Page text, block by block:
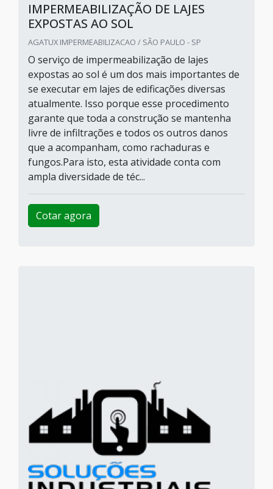
IMPERMEABILIZAÇÃO DE LAJES
EXPOSTAS AO SOL
AGATUX IMPERMEABILIZACAO / SÃO PAULO - SP
O serviço de impermeabilização de lajes
expostas ao sol é um dos mais importantes de
se executar em lajes de edificações diversas
atualmente. Isso porque esse procedimento
garante que toda a construção se mantenha
livre de infiltrações e todos os outros danos
que a acompanham, como rachaduras e
fungos.Para isto, esta atividade conta com
ampla diversidade de téc...
Cotar agora